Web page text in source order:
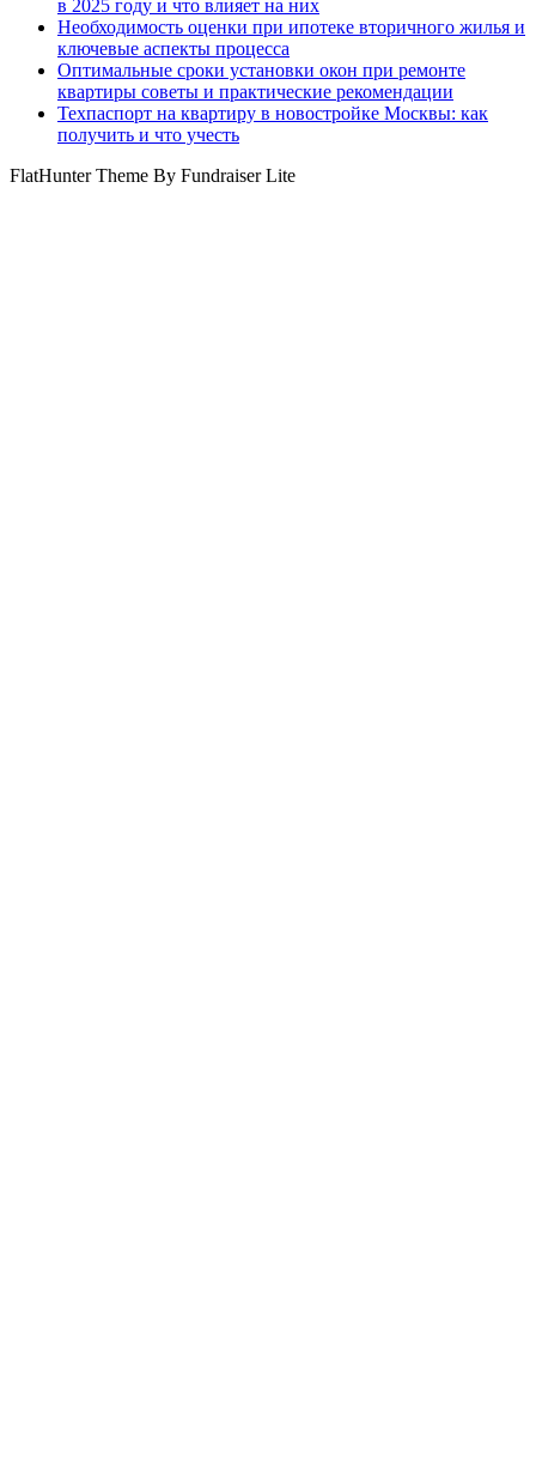
в 2025 году и что влияет на них
Необходимость оценки при ипотеке вторичного жилья и
ключевые аспекты процесса
Оптимальные сроки установки окон при ремонте
квартиры советы и практические рекомендации
Техпаспорт на квартиру в новостройке Москвы: как
получить и что учесть
FlatHunter Theme By Fundraiser Lite